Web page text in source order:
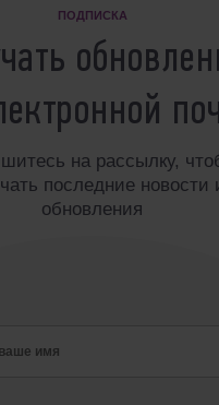
ПОДПИСКА
на рассылку,
последние новости
обновления